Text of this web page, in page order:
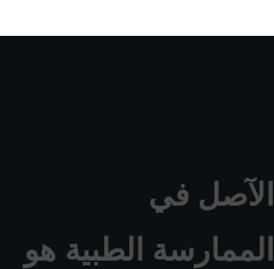
الآصل في
الممارسة الطبية هو